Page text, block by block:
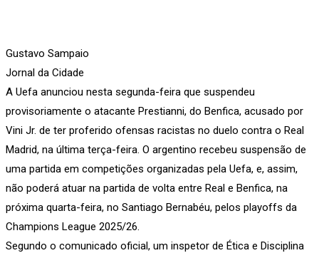
Gustavo Sampaio
Jornal da Cidade
A Uefa anunciou nesta segunda-feira que suspendeu
provisoriamente o atacante Prestianni, do Benfica, acusado por
Vini Jr. de ter proferido ofensas racistas no duelo contra o Real
Madrid, na última terça-feira. O argentino recebeu suspensão de
uma partida em competições organizadas pela Uefa, e, assim,
não poderá atuar na partida de volta entre Real e Benfica, na
próxima quarta-feira, no Santiago Bernabéu, pelos playoffs da
Champions League 2025/26.
Segundo o comunicado oficial, um inspetor de Ética e Disciplina